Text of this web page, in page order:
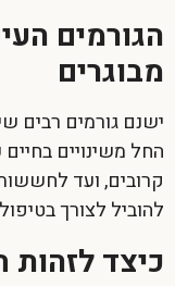
הגורמים
מבוגרים
ישנם גורמים רבים
החל משינויים
קרובים, ועד
להוביל לצורך ב
כיצד